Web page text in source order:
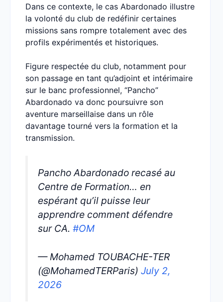
Dans ce contexte, le cas Abardonado illustre
la volonté du club de redéfinir certaines
missions sans rompre totalement avec des
profils expérimentés et historiques.
Figure respectée du club, notamment pour
son passage en tant qu’adjoint et intérimaire
sur le banc professionnel, “Pancho”
Abardonado va donc poursuivre son
aventure marseillaise dans un rôle
davantage tourné vers la formation et la
transmission.
Pancho Abardonado recasé au
Centre de Formation… en
espérant qu’il puisse leur
apprendre comment défendre
sur CA. #OM
— Mohamed TOUBACHE-TER
(@MohamedTERParis) July 2,
2026